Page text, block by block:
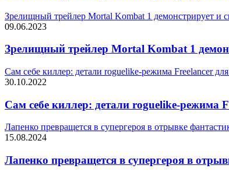
Зрелищный трейлер Mortal Kombat 1 демонстрирует и
09.06.2023
Зрелищный трейлер Mortal Kombat 1
Сам себе киллер: детали roguelike-режима Freelancer
30.10.2022
Сам себе киллер: детали roguelike-режима
Лапенко превращется в супергероя в отрывке
15.08.2024
Лапенко превращется в супергероя в